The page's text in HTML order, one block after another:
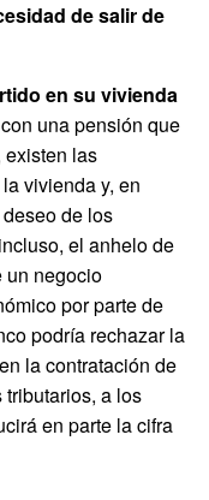
de salir de
en su vivienda
una pensión que
existen las
vivienda y, en
de los
el anhelo de
un negocio
por parte de
podría rechazar la
la contratación de
a los
en parte la cifra